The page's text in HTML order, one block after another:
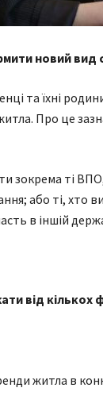
новий вид
та їхні
Про це
зокрема ті
або ті, хто
в іншій
від кількох
житла в